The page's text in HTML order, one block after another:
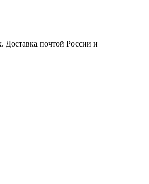
Доставка почтой России и